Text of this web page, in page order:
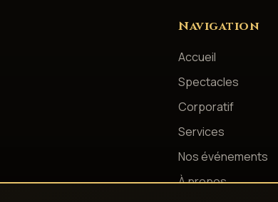
Navigation
Accueil
Spectacles
Corporatif
Services
Nos événements
À propos